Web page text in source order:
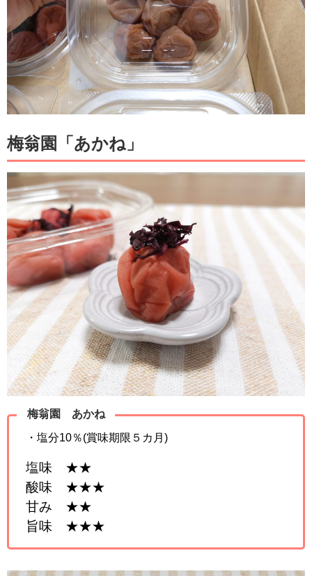
梅翁園「あかね」
梅翁園 あかね
・塩分10％(賞味期限５カ月)
塩味 ★★
酸味 ★★★
甘み ★★
旨味 ★★★